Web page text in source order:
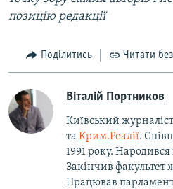
позицію редакції
Поділитись Читати
Віталій Портников
Київський
та Крим.Реалії.
1991 року. Народився
Закінчив
Працював